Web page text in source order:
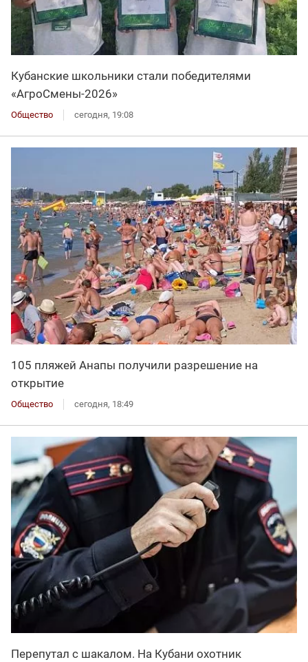
Кубанские школьники стали победителями
«АгроСмены-2026»
Общество сегодня, 19:08
105 пляжей Анапы получили разрешение на
открытие
Общество сегодня, 18:49
Перепутал с шакалом. На Кубани охотник